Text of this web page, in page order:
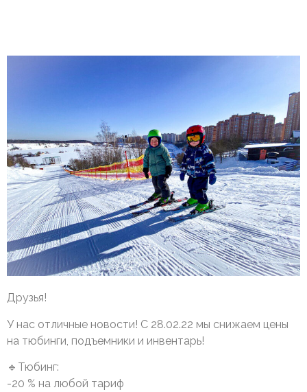
Друзья!
У нас отличные новости! С 28.02.22 мы снижаем цены
на тюбинги, подъемники и инвентарь!
🔹Тюбинг:
-20 % на любой тариф